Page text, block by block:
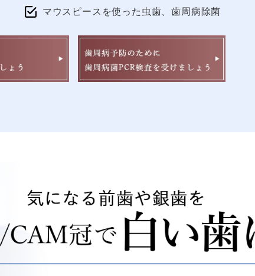
マウスピースを使った虫歯、歯周病除菌